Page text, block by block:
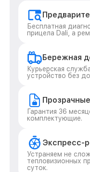
Бесплатная
прицела Dali, а
Бережная
Курьерская
устройство без
Гарантия 36
комплектующие.
Экспресс-
Устраняем не
тепловизионных
суток.